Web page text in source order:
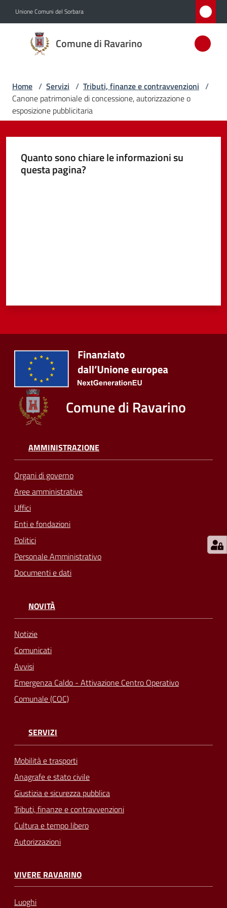
Unione Comuni del Sorbara
Comune di Ravarino
Comune
di
Amministrazione
Novità
Servizi
Menu selezionato
Seguici
su
Home / Servizi / Tributi, finanze e contravvenzioni /
Canone patrimoniale di concessione, autorizzazione o
esposizione pubblicitaria
Quanto sono chiare le informazioni su
questa pagina?
Comune di Ravarino
AMMINISTRAZIONE
Organi di governo
Aree amministrative
Uffici
Enti e fondazioni
Politici
Personale Amministrativo
Documenti e dati
NOVITÀ
Notizie
Comunicati
Avvisi
Emergenza Caldo - Attivazione Centro Operativo
Comunale (COC)
SERVIZI
Mobilità e trasporti
Anagrafe e stato civile
Giustizia e sicurezza pubblica
Tributi, finanze e contravvenzioni
Cultura e tempo libero
Autorizzazioni
VIVERE RAVARINO
Luoghi